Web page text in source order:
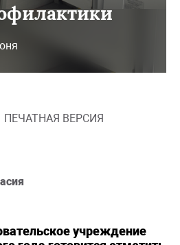
ПЕЧАТНАЯ ВЕРСИЯ
учреждение